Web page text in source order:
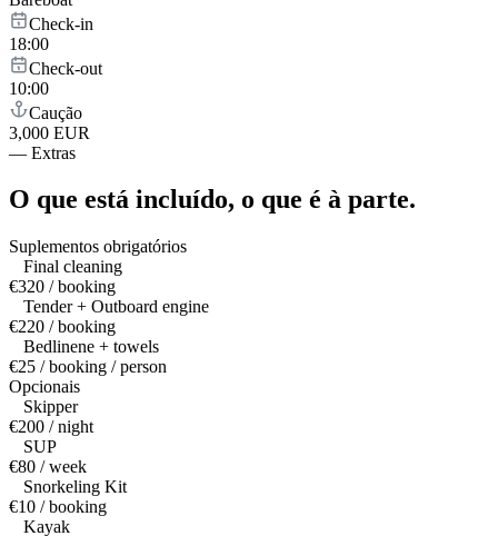
Check-in
18:00
Check-out
10:00
Caução
3,000 EUR
— Extras
O que está incluído, o que é à parte.
Suplementos obrigatórios
Final cleaning
€320 / booking
Tender + Outboard engine
€220 / booking
Bedlinene + towels
€25 / booking / person
Opcionais
Skipper
€200 / night
SUP
€80 / week
Snorkeling Kit
€10 / booking
Kayak